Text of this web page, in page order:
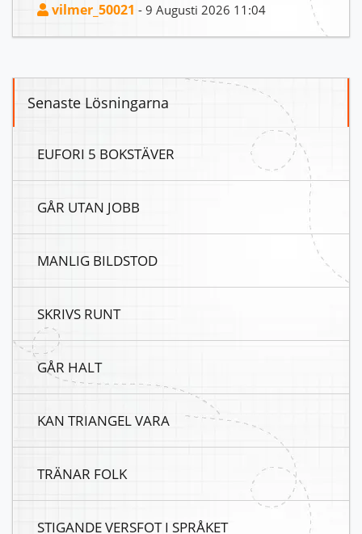
vilmer_50021 - 9 Augusti 2026 11:04
Senaste Lösningarna
EUFORI 5 BOKSTÄVER
GÅR UTAN JOBB
MANLIG BILDSTOD
SKRIVS RUNT
GÅR HALT
KAN TRIANGEL VARA
TRÄNAR FOLK
STIGANDE VERSFOT I SPRÅKET